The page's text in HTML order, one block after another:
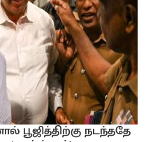
பூஜித்திற்கு நடந்ததே